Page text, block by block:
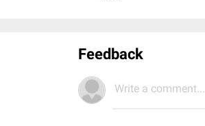
Feedback
Write a comment...